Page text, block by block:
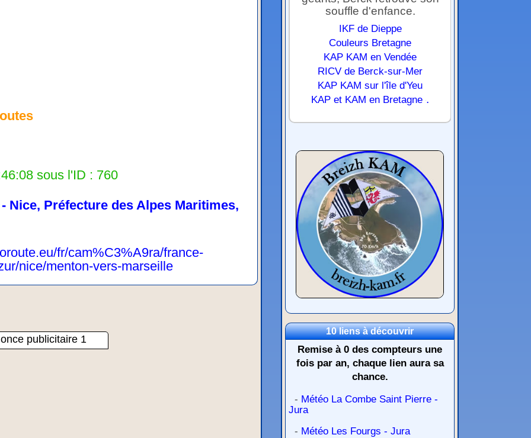
sous l'ID : 760
Nice, Préfecture des Alpes Maritimes,
fr/cam%C3%A9ra/france-
nice/menton-vers-marseille
publicitaire 1
souffle d'enfance.
IKF de Dieppe
Couleurs Bretagne
KAP KAM en Vendée
RICV de Berck-sur-Mer
KAP KAM sur l'île d'Yeu
KAP et KAM en Bretagne .
10 liens à découvrir
Remise à 0 des compteurs une
fois par an, chaque lien aura sa
chance.
- Météo La Combe Saint Pierre -
Jura
- Météo Les Fourgs - Jura